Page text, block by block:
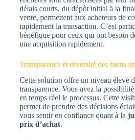
délais courts, du dépôt initial à la
vente, permettent aux acheteurs de
rapidement la transaction. C’est
bénéfique pour ceux qui ont besoin
une acquisition rapidement.
Transparence et diversité des biens
Cette solution offre un niveau élevé
transparence. Vous avez la
en temps réel le processus. Cette
permet de prendre des décisions
vous sentir en confiance quant à la
prix d’achat.